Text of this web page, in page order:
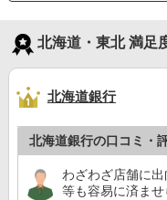
北海道・東北 満足
北海道銀行
北海道銀行の口コミ・
わざわざ店舗に
等も容易に済ませ